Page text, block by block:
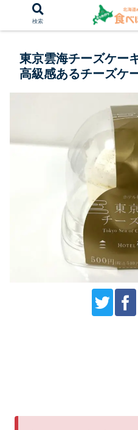
東京雲海チーズケー
高級感あるチーズケ
検索